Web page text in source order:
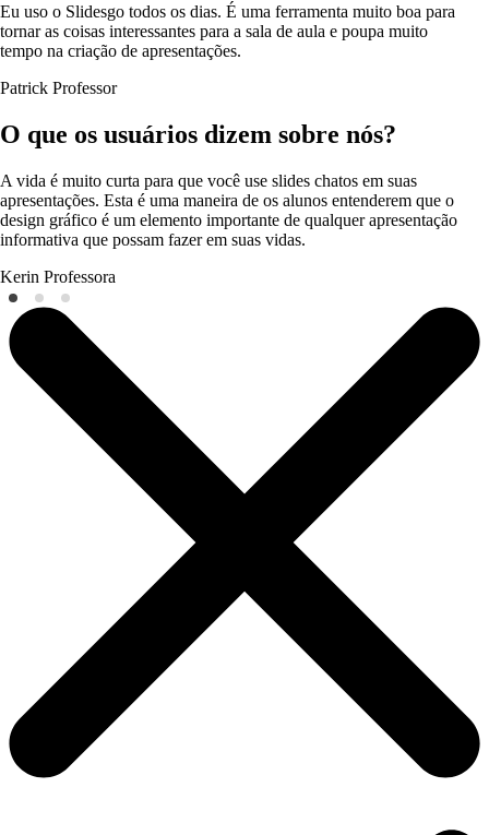
Eu uso o Slidesgo todos os dias. É uma ferramenta muito boa para
tornar as coisas interessantes para a sala de aula e poupa muito
tempo na criação de apresentações.
Patrick Professor
O que os usuários dizem sobre nós?
A vida é muito curta para que você use slides chatos em suas
apresentações. Esta é uma maneira de os alunos entenderem que o
design gráfico é um elemento importante de qualquer apresentação
informativa que possam fazer em suas vidas.
Kerin Professora